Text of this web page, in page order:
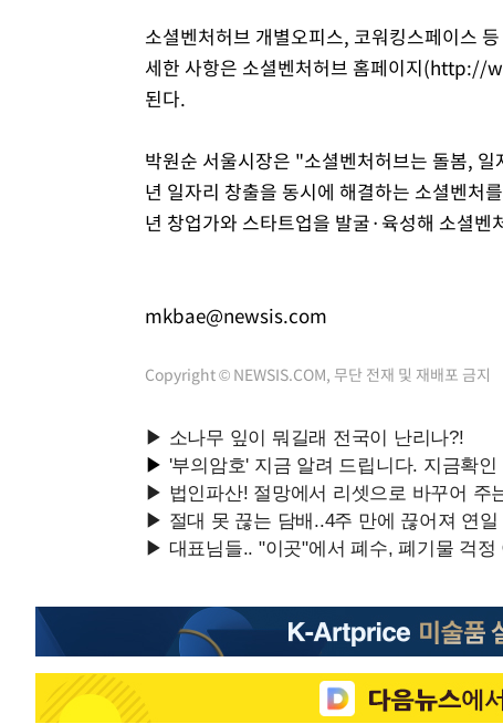
소셜벤처허브 개별오피스, 코워킹스페이스
세한 사항은 소셜벤처허브 홈페이지(http://
된다.
박원순 서울시장은 "소셜벤처허브는 돌봄,
년 일자리 창출을 동시에 해결하는 소셜벤처
년 창업가와 스타트업을 발굴·육성해 소셜
mkbae@newsis.com
Copyright © NEWSIS.COM, 무단 전재 및 재배포 금지